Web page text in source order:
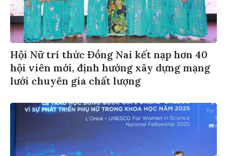
Hội Nữ trí thức Đồng Nai kết nạp hơn 40
hội viên mới, định hướng xây dựng mạng
lưới chuyên gia chất lượng